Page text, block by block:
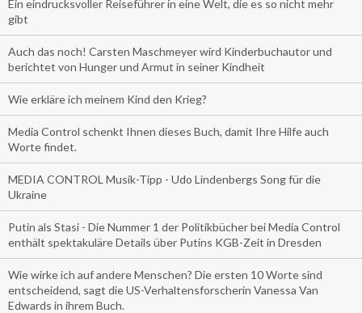
Ein eindrucksvoller Reiseführer in eine Welt, die es so nicht mehr
gibt
Auch das noch! Carsten Maschmeyer wird Kinderbuchautor und
berichtet von Hunger und Armut in seiner Kindheit
Wie erkläre ich meinem Kind den Krieg?
Media Control schenkt Ihnen dieses Buch, damit Ihre Hilfe auch
Worte findet.
MEDIA CONTROL Musik-Tipp - Udo Lindenbergs Song für die
Ukraine
Putin als Stasi - Die Nummer 1 der Politikbücher bei Media Control
enthält spektakuläre Details über Putins KGB-Zeit in Dresden
Wie wirke ich auf andere Menschen? Die ersten 10 Worte sind
entscheidend, sagt die US-Verhaltensforscherin Vanessa Van
Edwards in ihrem Buch.